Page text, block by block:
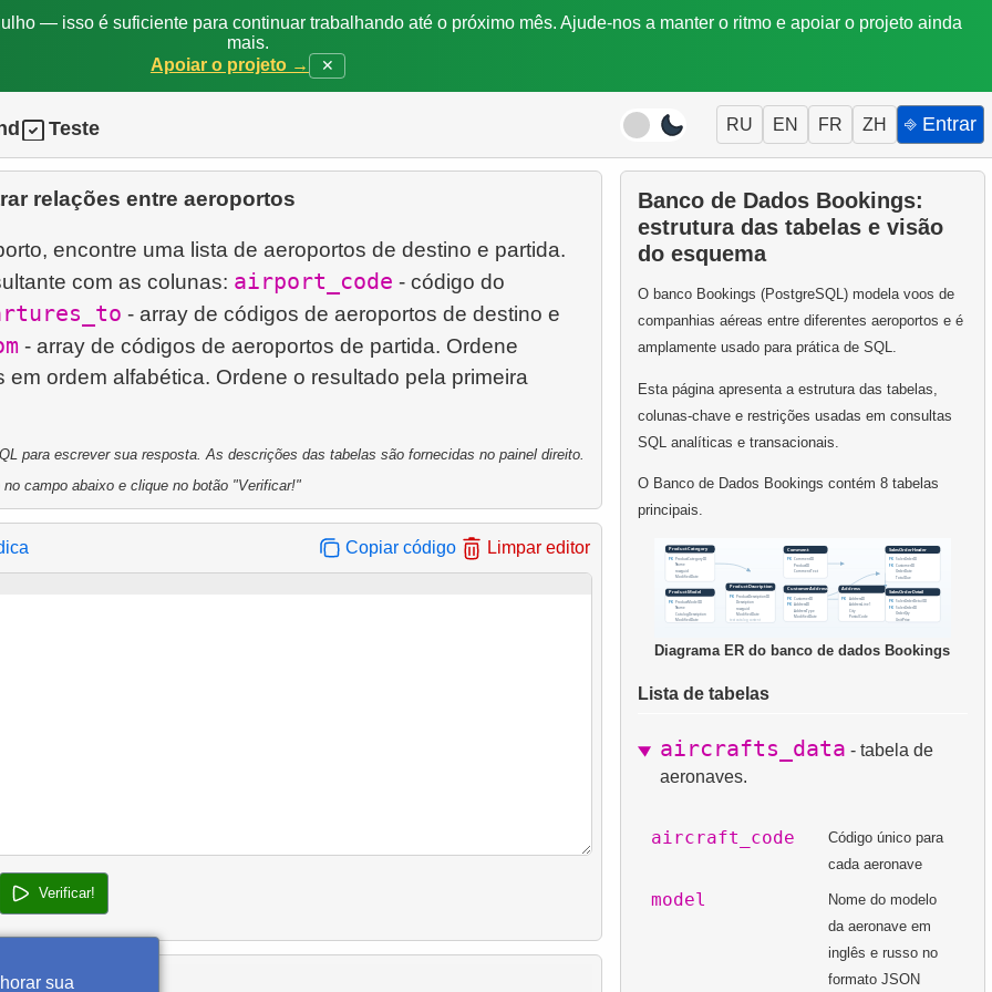
— isso é suficiente para continuar trabalhando até o próximo mês. Ajude-nos a manter o ritmo e apoiar o projeto ainda
mais.
Apoiar o projeto →
✕
Teste RU EN FR ZH ⎆ Entrar
relações entre aeroportos
encontre uma lista de aeroportos de destino e partida.
com as colunas: airport_code - código do
- array de códigos de aeroportos de destino e
- array de códigos de aeroportos de partida. Ordene
em ordem alfabética. Ordene o resultado pela primeira
para escrever sua resposta. As descrições das tabelas são fornecidas no painel direito.
campo abaixo e clique no botão "Verificar!"
Copiar código Limpar editor
Verificar!
Banco de Dados Bookings:
estrutura das tabelas e visão
do esquema
O banco Bookings (PostgreSQL) modela voos de
companhias aéreas entre diferentes aeroportos e é
amplamente usado para prática de SQL.
Esta página apresenta a estrutura das tabelas,
colunas-chave e restrições usadas em consultas
SQL analíticas e transacionais.
O Banco de Dados Bookings contém 8 tabelas
principais.
Diagrama ER do banco de dados Bookings
Lista de tabelas
aircrafts_data - tabela de
aeronaves.
aircraft_code
Código único para
cada aeronave
model
Nome do modelo
da aeronave em
inglês e russo no
formato JSON
sua